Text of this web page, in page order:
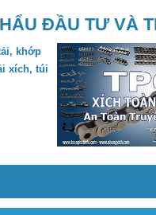
ĐẦU TƯ VÀ
khớp
xích, túi